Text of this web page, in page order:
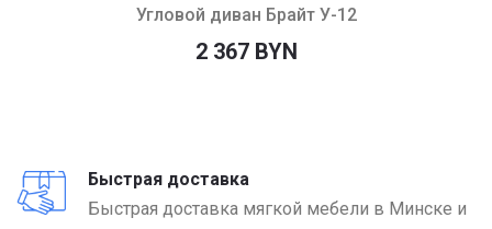
Угловой диван Брайт У-12
2 367 BYN
Быстрая доставка
Быстрая доставка мягкой мебели в Минске и